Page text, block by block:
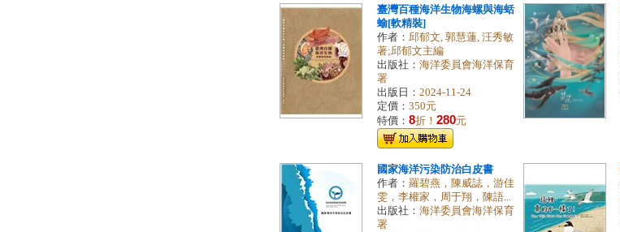
臺灣百種海洋生物海螺與海蛞
蝓[軟精裝]
作者： 邱郁文, 郭慧蓮, 汪秀敏
著;邱郁文主編
出版社： 海洋委員會海洋保育
署
出版日： 2024-11-24
定價： 350元
特價： 8折！ 280元
國家海洋污染防治白皮書
作者： 羅碧燕，陳威誌，游佳
雯，李權家，周于翔，陳語...
出版社： 海洋委員會海洋保育
署